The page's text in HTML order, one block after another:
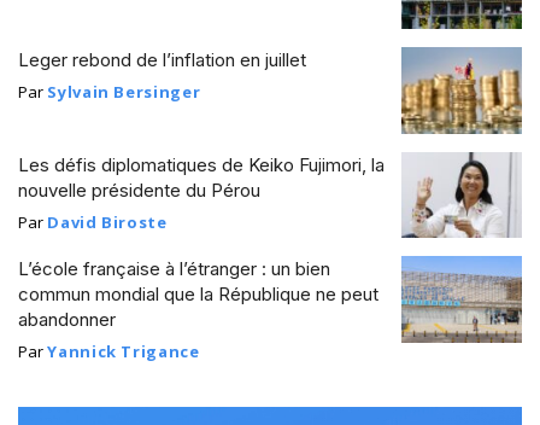
Leger rebond de l’inflation en juillet
Par Sylvain Bersinger
Les défis diplomatiques de Keiko Fujimori, la
nouvelle présidente du Pérou
Par David Biroste
L’école française à l’étranger : un bien
commun mondial que la République ne peut
abandonner
ParYannick Trigance